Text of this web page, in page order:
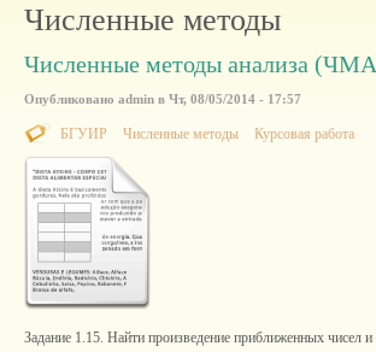
Численные методы
Численные методы анализа
Опубликовано admin в Чт, 08/05/2014 - 17:57
БГУИР Численные методы Курсовая работа
Задание 1.15. Найти произведение приближенных чисел